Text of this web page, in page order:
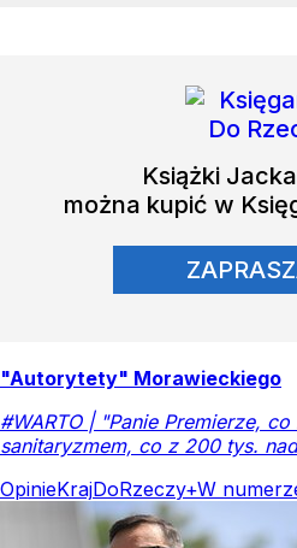
Książki
można kupić w
"Autorytety" Morawieckiego
#WARTO | "Panie Premierze,
sanitaryzmem, co z 200 tys.
OpinieKrajDoRzeczy+W